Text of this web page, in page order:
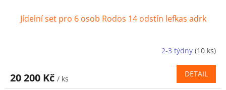
Jídelní set pro 6 osob Rodos 14 odstín lefkas adrk
2-3 týdny (10 ks)
20 200 Kč / ks
DETAIL